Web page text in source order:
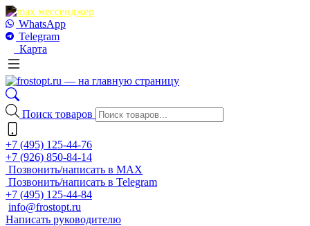
WhatsApp
Telegram
Карта
Поиск товаров
+7 (495) 125-44-76
+7 (926) 850-84-14
Позвонить/написать в MAX
Позвонить/написать в Telegram
+7 (495) 125-44-84
info@frostopt.ru
Написать руководителю